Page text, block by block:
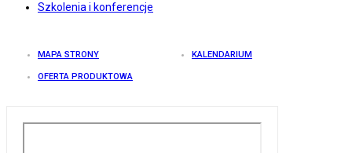
Szkolenia i konferencje
MAPA STRONY KALENDARIUM
OFERTA PRODUKTOWA